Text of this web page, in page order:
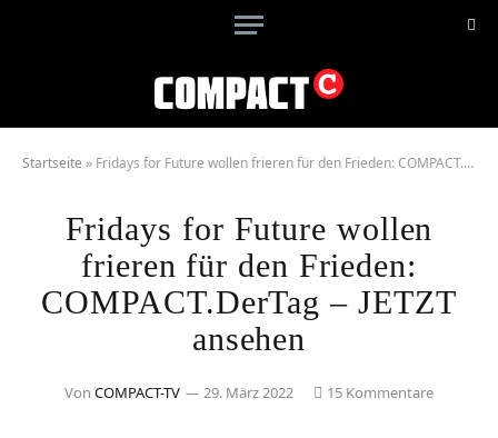
Startseite » Fridays for Future wollen frieren für den Frieden: COMPACT.DerTag – JETZT ansehen
Fridays for Future wollen
frieren für den Frieden:
COMPACT.DerTag – JETZT
ansehen
Von COMPACT-TV 29. März 2022 15 Kommentare